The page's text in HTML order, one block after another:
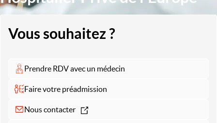
Vous souhaitez ?
Prendre RDV avec un médecin
Faire votre préadmission
Nous contacter